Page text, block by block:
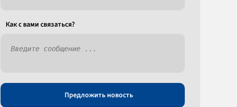
Как c вами связаться?
Предложить новость